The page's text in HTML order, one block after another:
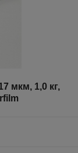
мкм, 1,0 кг,